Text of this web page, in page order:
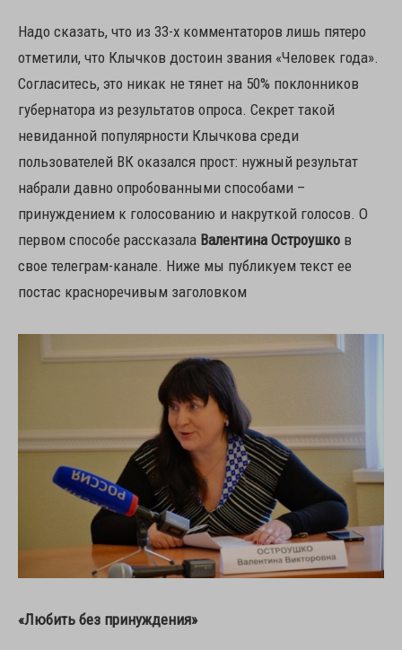
Надо сказать, что из 33-х комментаторов лишь пятеро
отметили, что Клычков достоин звания «Человек года».
Согласитесь, это никак не тянет на 50% поклонников
губернатора из результатов опроса. Секрет такой
невиданной популярности Клычкова среди
пользователей ВК оказался прост: нужный результат
набрали давно опробованными способами –
принуждением к голосованию и накруткой голосов. О
первом способе рассказала Валентина Остроушко в
свое телеграм-канале. Ниже мы публикуем текст ее
постас красноречивым заголовком
«Любить без принуждения»